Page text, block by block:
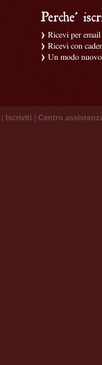
Ricevi per
Ricevi con
Un modo
| Iscriviti | Centro